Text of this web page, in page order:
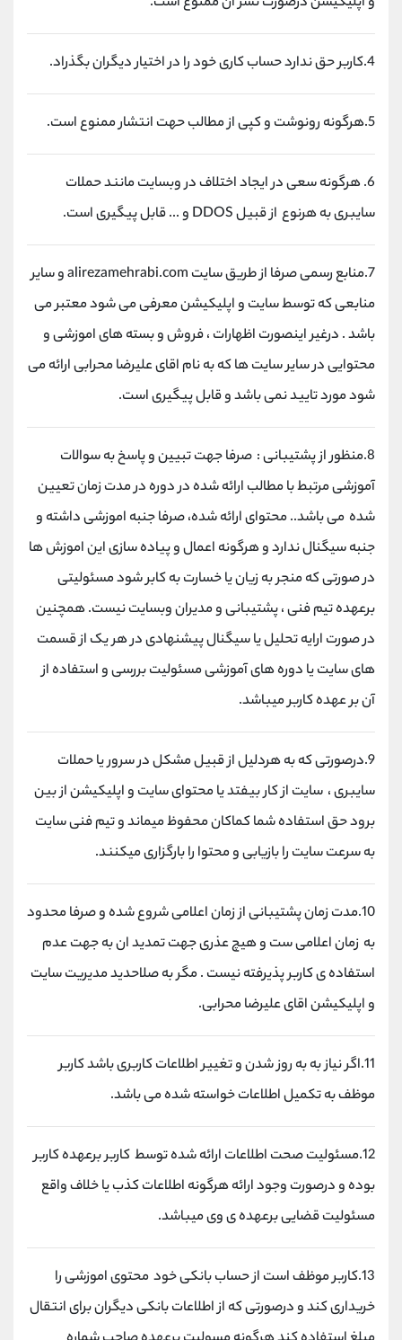
4.کاربر حق ندارد حساب کاری خود را در اختیار دیگران بگذراد.
5.هرگونه رونوشت و کپی از مطالب حهت انتشار ممنوع است.
6. هرگونه سعی در ایجاد اختلاف در وبسایت مانند حملات
سایبری به هرنوع از قبیل DDOS و ... قابل پیگیری است.
7.منابع رسمی صرفا از طریق سایت alirezamehrabi.com و سایر
منابعی که توسط سایت و اپلیکیشن معرفی می شود معتبر می
باشد . درغیر اینصورت اظهارات ، فروش و بسته های اموزشی و
محتوایی در سایر سایت ها که به نام اقای علیرضا محرابی ارائه می
شود مورد تایید نمی باشد و قابل پیگیری است.
8.منظور از پشتیبانی : صرفا جهت تبیین و پاسخ به سوالات
آموزشی مرتبط با مطالب ارائه شده در دوره در مدت زمان تعیین
شده می باشد.. محتوای ارائه شده، صرفا جنبه اموزشی داشته و
جنبه سیگنال ندارد و هرگونه اعمال و پیاده سازی این اموزش ها
در صورتی که منجر به زیان یا خسارت به کابر شود مسئولیتی
برعهده تیم فنی ، پشتیبانی و مدیران وبسایت نیست. همچنین
در صورت ارایه تحلیل یا سیگنال پیشنهادی در هر یک از قسمت
های سایت یا دوره های آموزشی مسئولیت بررسی و استفاده از
آن بر عهده کاربر میباشد.
9.درصورتی که به هردلیل از قبیل مشکل در سرور یا حملات
سایبری ، سایت از کار بیفتد یا محتوای سایت و اپلیکیشن از بین
برود حق استفاده شما کماکان محفوظ میماند و تیم فنی سایت
به سرعت سایت را بازیابی و محتوا را بارگزاری میکنند.
10.مدت زمان پشتیبانی از زمان اعلامی شروع شده و صرفا محدود
به زمان اعلامی ست و هیچ عذری جهت تمدید ان به جهت عدم
استفاده ی کاربر پذیرفته نیست . مگر به صلاحدید مدیریت سایت
و اپلیکیشن اقای علیرضا محرابی.
11.اگر نیاز به به روز شدن و تغییر اطلاعات کاربری باشد کاربر
موظف به تکمیل اطلاعات خواسته شده می باشد.
12.مسئولیت صحت اطلاعات ارائه شده توسط کاربر برعهده کاربر
بوده و درصورت وجود ارائه هرگونه اطلاعات کذب یا خلاف واقع
مسئولیت قضایی برعهده ی وی میباشد.
13.کاربر موظف است از حساب بانکی خود محتوی اموزشی را
خریداری کند و درصورتی که از اطلاعات بانکی دیگران برای انتقال
021-22021040
بدون پیش شماره 90001030
اینستاگرام @alireza.mehrabii
کانال تلگرام @alirezamehrabi_com